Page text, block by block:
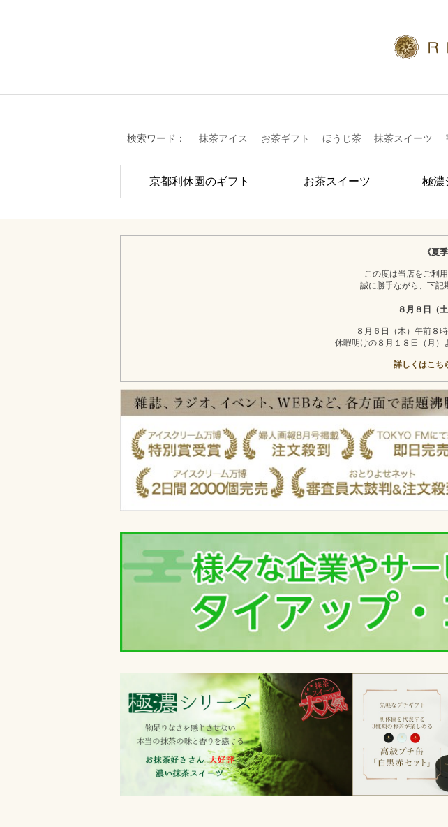
検索ワード： 抹茶アイス お茶ギフト ほうじ茶 抹茶スイーツ
京都利休園のギフト お茶スイーツ 極濃
《夏
この度は当店をご利
誠に勝手ながら、下記
８月８日（
８月６日（木）午前８
休暇明けの８月１８日（月）
詳しくはこち